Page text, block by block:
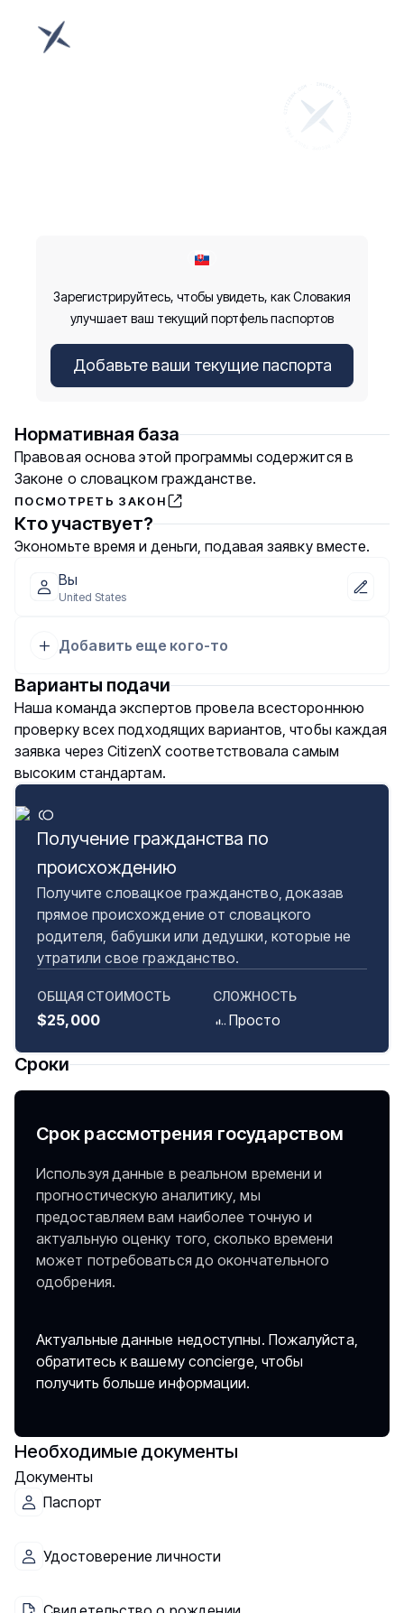
Зарегистрируйтесь, чтобы увидеть, как Словакия
улучшает ваш текущий портфель паспортов
Добавьте ваши текущие паспорта
Нормативная база
Правовая основа этой программы содержится в
Законе о словацком гражданстве.
ПОСМОТРЕТЬ ЗАКОН
Кто участвует?
Экономьте время и деньги, подавая заявку вместе.
Вы
United States
Добавить еще кого-то
Варианты подачи
Наша команда экспертов провела всестороннюю
проверку всех подходящих вариантов, чтобы каждая
заявка через CitizenX соответствовала самым
высоким стандартам.
Получение гражданства по
происхождению
Получите словацкое гражданство, доказав
прямое происхождение от словацкого
родителя, бабушки или дедушки, которые не
утратили свое гражданство.
ОБЩАЯ СТОИМОСТЬ
$25,000
СЛОЖНОСТЬ
Просто
Сроки
Срок рассмотрения государством
Используя данные в реальном времени и
прогностическую аналитику, мы
предоставляем вам наиболее точную и
актуальную оценку того, сколько времени
может потребоваться до окончательного
одобрения.
Актуальные данные недоступны. Пожалуйста,
обратитесь к вашему concierge, чтобы
получить больше информации.
Необходимые документы
Документы
Паспорт
Удостоверение личности